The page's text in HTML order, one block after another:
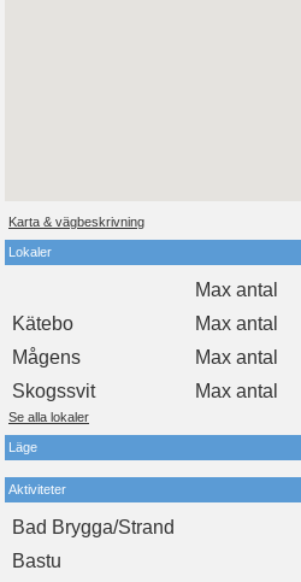
Karta & vägbeskrivning
Lokaler
Max antal
Kätebo
Max antal
Mågens
Max antal
Skogssvit
Max antal
Se alla lokaler
Läge
Aktiviteter
Bad Brygga/Strand
Bastu